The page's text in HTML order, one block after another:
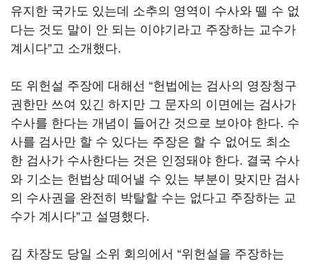
유지한 국가도 있는데 소추의 영역이 수사와 뗄 수 없
다는 것도 말이 안 되는 이야기라고 주장하는 교수가
계시다”고 소개했다.
또 위헌설 주장에 대해선 “헌법에는 검사의 영장청구
권한만 쓰여 있긴 하지만 그 문자의 이면에는 검사가
수사를 한다는 개념이 들어간 것으로 보아야 한다. 수
사를 검사만 할 수 있다는 주장은 할 수 없어도 최소
한 검사가 수사한다는 것은 인정돼야 한다. 결국 수사
와 기소는 헌법상 떼어낼 수 있는 부분이 맞지만 검사
의 수사권을 완전히 박탈할 수는 없다고 주장하는 교
수가 계시다”고 설명했다.
김 차장도 당일 소위 회의에서 “위헌설을 주장하는